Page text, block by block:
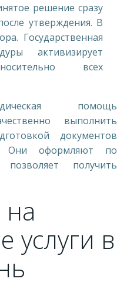
решение сразу
утверждения. В
Государственная
активизирует
всех
помощь
выполнить
документов
Они оформляют по
получить
услуги в